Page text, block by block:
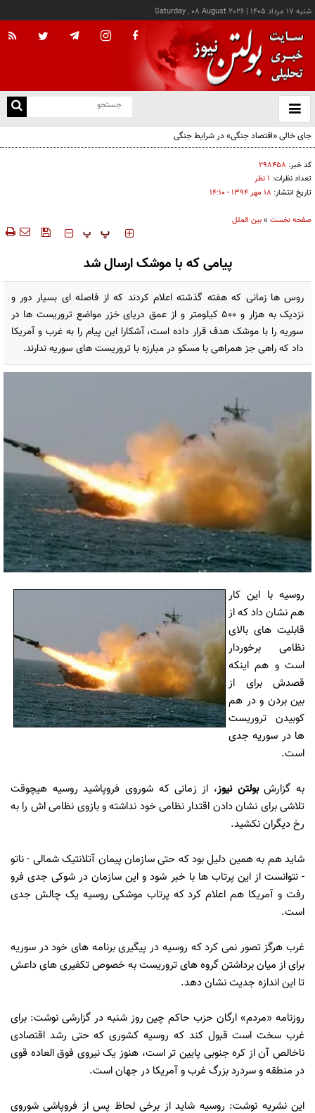
شنبه ۱۷ مرداد ۱۴۰۵ |
Saturday , 08 August 2026
باز
و
جای خالی «اقتصاد جنگی» در شرایط جنگی
کد خبر: ۲۹۸۴۵۸
تعداد نظرات: ۱ نظر
تاریخ انتشار: ۱۸ مهر ۱۳۹۴ - ۱۴:۱۰
صفحه نخست »بین الملل
‍‍‍ پ پ
پیامی که با موشک ارسال شد
روس ها زمانی که هفته گذشته اعلام کردند که از فاصله ای بسیار دور و
نزدیک به هزار و 500 کیلومتر و از عمق دریای خزر مواضع تروریست ها در
سوریه را با موشک هدف قرار داده است، آشکارا این پیام را به غرب و آمریکا
داد که راهی جز همراهی با مسکو در مبارزه با تروریست های سوریه ندارند.
روسیه با این کار
هم نشان داد که از
قابلیت های بالای
نظامی برخوردار
است و هم اینکه
قصدش برای از
بین بردن و در هم
کوبیدن تروریست
ها در سوریه جدی
است.
به گزارشبولتن نیوز، از زمانی که شوروی فروپاشید روسیه هیچوقت
تلاشی برای نشان دادن اقتدار نظامی خود نداشته و بازوی نظامی اش را به
رخ دیگران نکشید.
شاید هم به همین دلیل بود که حتی سازمان پیمان آتلانتیک شمالی - ناتو
- نتوانست از این پرتاب ها با خبر شود و این سازمان در شوکی جدی فرو
رفت و آمریکا هم اعلام کرد که پرتاب موشکی روسیه یک چالش جدی
است.
غرب هرگز تصور نمی کرد که روسیه در پیگیری برنامه های خود در سوریه
برای از میان برداشتن گروه های تروریست به خصوص تکفیری های داعش
تا این اندازه جدیت نشان دهد.
روزنامه «مردم» ارگان حزب حاکم چین روز شنبه در گزارشی نوشت: برای
غرب سخت است قبول کند که روسیه کشوری که حتی رشد اقتصادی
ناخالص آن از کره جنوبی پایین تر است، هنوز یک نیروی فوق العاده قوی
در منطقه و سردرد بزرگ غرب و آمریکا در جهان است.
این نشریه نوشت: روسیه شاید از برخی لحاظ پس از فروپاشی شوروی